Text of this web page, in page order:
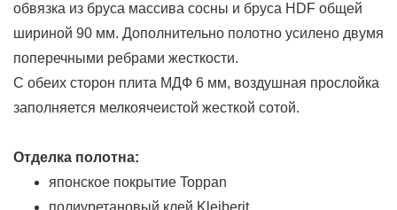
обвязка из бруса массива сосны и бруса HDF общей
шириной 90 мм. Дополнительно полотно усилено двумя
поперечными ребрами жесткости.
С обеих сторон плита МДФ 6 мм, воздушная прослойка
заполняется мелкоячеистой жесткой сотой.
Отделка полотна:
японское покрытие Toppan